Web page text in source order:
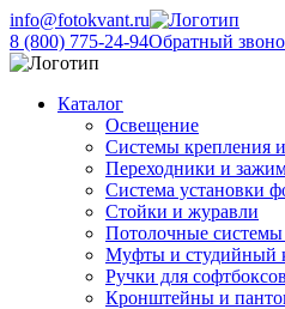
info@fotokvant.ru
8 (800) 775-24-94Обратный
Каталог
Освещение
Системы крепления
Переходники и
Система установки
Стойки и журавли
Потолочные
Муфты и студийный
Ручки для софтбоксов
Кронштейны и